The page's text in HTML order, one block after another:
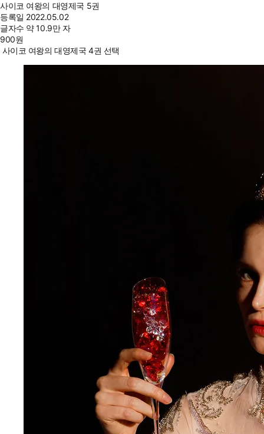
사이코 여왕의 대영제국 5권
등록일 2022.05.02
글자수 약 10.9만 자
900원
사이코 여왕의 대영제국 4권 선택